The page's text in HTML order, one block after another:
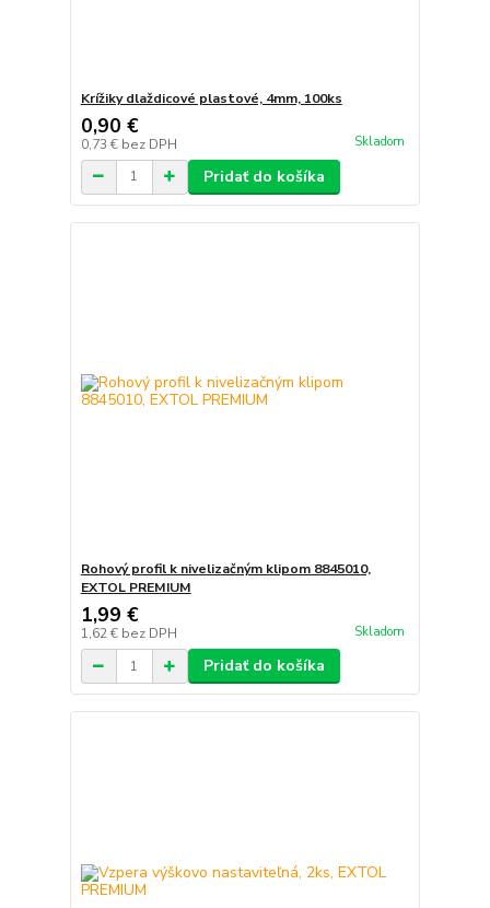
Krížiky dlaždicové plastové, 4mm, 100ks
0,90 €
0,73 € bez DPH Skladom
Pridať do košíka
Rohový profil k nivelizačným klipom 8845010,
EXTOL PREMIUM
1,99 €
1,62 € bez DPH Skladom
Pridať do košíka